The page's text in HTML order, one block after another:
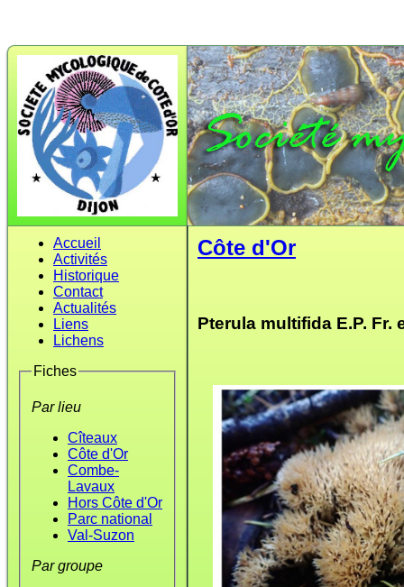
Accueil
Activités
Historique
Contact
Actualités
Liens
Lichens
Fiches
Par lieu
Cîteaux
Côte d'Or
Combe-
Lavaux
Hors Côte d'Or
Parc national
Val-Suzon
Par groupe
Côte d'Or
Pterula multifida E.P. Fr.